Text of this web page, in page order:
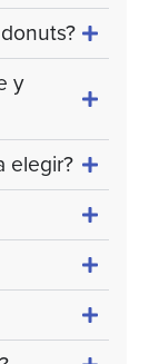
y
elegir?